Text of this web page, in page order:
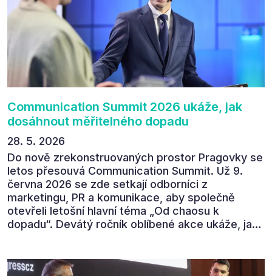
Communication Summit jeden z 330 účastníků ve
své zpětné vazbě. Ta potvrdila, co bylo slyšet i
cítit po celý 9. červen v Pragovce – že ročník s
tématem „Od chaosu k dopadu“ se skutečně
povedl.
Communication Summit 2026 ukáže, jak
dosáhnout měřitelného dopadu
28. 5. 2026
Do nově zrekonstruovaných prostor Pragovky se
letos přesouvá Communication Summit. Už 9.
června 2026 se zde setkají odborníci z
marketingu, PR a komunikace, aby společně
otevřeli letošní hlavní téma „Od chaosu k
dopadu“. Devátý ročník oblíbené akce ukáže, jak